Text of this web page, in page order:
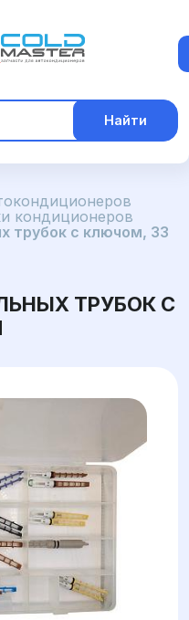
Найти
кондиционеров
трубок с ключом, 33
ТРУБОК С